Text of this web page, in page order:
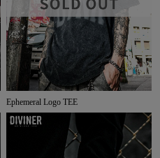
Ephemeral Logo TEE